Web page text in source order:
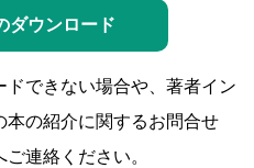
ダウンロード
ドできない場合や、著者イン
本の紹介に関するお問合せ
連絡ください。